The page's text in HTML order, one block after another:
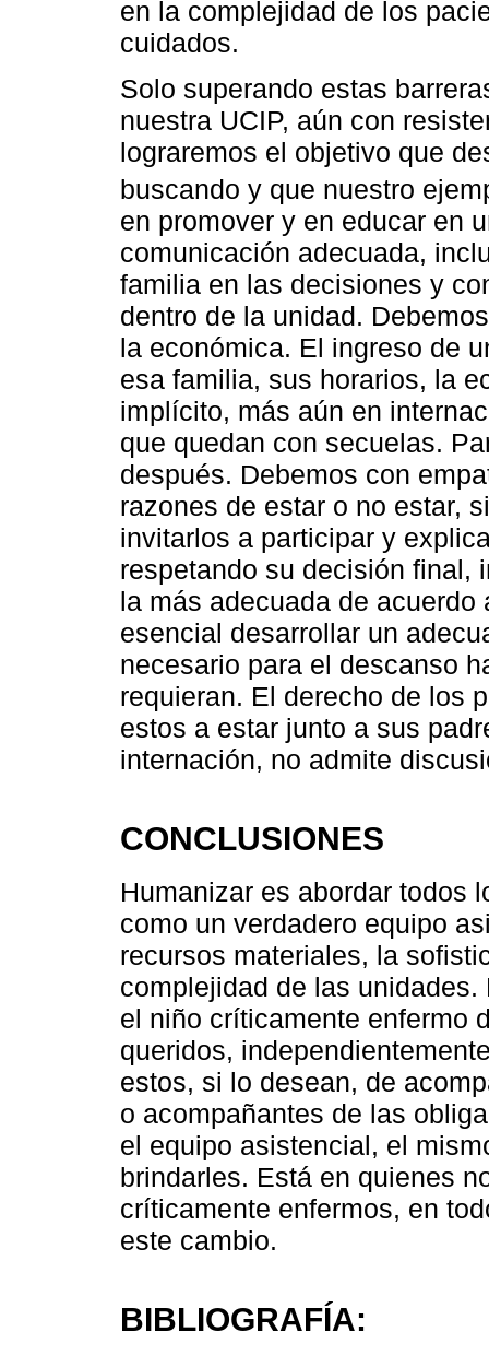
en la complejidad de los
cuidados.
Solo superando estas
nuestra UCIP, aún con
lograremos el objetivo que
buscando y que nuestro
en promover y en educar en
comunicación adecuada,
familia en las decisiones y
dentro de la unidad.
la económica. El ingreso de
esa familia, sus horarios, la
implícito, más aún en
que quedan con secuelas.
después. Debemos con
razones de estar o no estar,
invitarlos a participar y
respetando su decisión final,
la más adecuada de
esencial desarrollar un
necesario para el descanso
requieran. El derecho de los
estos a estar junto a sus
internación, no admite
CONCLUSIONES
Humanizar es abordar todos
como un verdadero equipo
recursos materiales, la
complejidad de las
el niño críticamente enfermo
queridos,
estos, si lo desean, de
o acompañantes de las
el equipo asistencial, el
brindarles. Está en quienes
críticamente enfermos, en
este cambio.
BIBLIOGRAFÍA: